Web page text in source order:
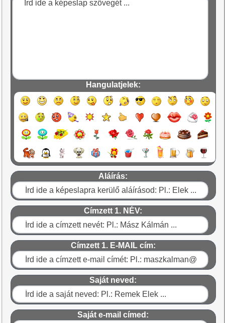
Hangulatjelek:
Aláírás:
Címzett 1. NÉV:
Címzett 1. E-MAIL cím:
Saját neved:
Saját e-mail címed: